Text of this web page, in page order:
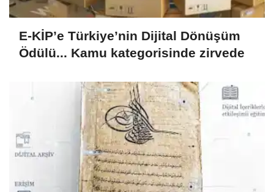
E-KİP’e Türkiye’nin Dijital Dönüşüm
Ödülü... Kamu kategorisinde zirvede